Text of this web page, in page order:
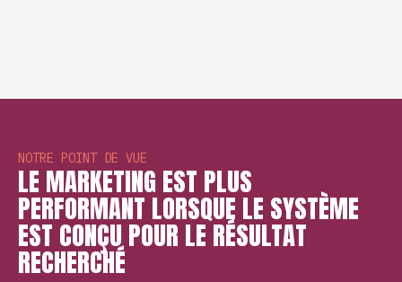
NOTRE POINT DE VUE
LE MARKETING EST PLUS
PERFORMANT LORSQUE LE SYSTÈME
EST CONÇU POUR LE RÉSULTAT
RECHERCHÉ